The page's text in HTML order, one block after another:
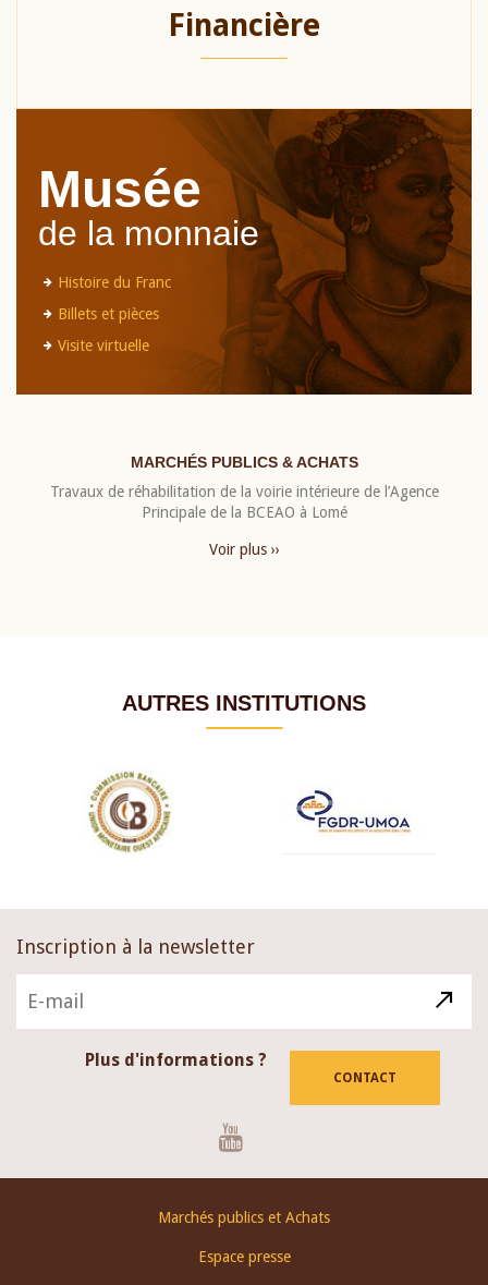
Financière
Musée
de la monnaie
Histoire du Franc
Billets et pièces
Visite virtuelle
MARCHÉS PUBLICS & ACHATS
Travaux de réhabilitation de la voirie intérieure de l’Agence
Principale de la BCEAO à Lomé
Voir plus ››
AUTRES INSTITUTIONS
Inscription à la newsletter
Plus d'informations ?
CONTACT
Marchés publics et Achats
Espace presse